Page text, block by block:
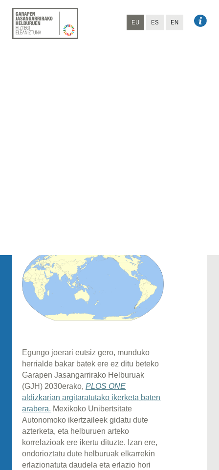
EU ES EN
Egungo joerari eutsiz gero, munduko
herrialde bakar batek ere ez ditu beteko
Garapen Jasangarrirako Helburuak
(GJH) 2030erako,PLOS ONE
aldizkarian argitaratutako ikerketa baten
arabera. Mexikoko Unibertsitate
Autonomoko ikertzaileek gidatu dute
azterketa, eta helburuen arteko
korrelazioak ere ikertu dituzte. Izan ere,
ondorioztatu dute helburuak elkarrekin
erlazionatuta daudela eta erlazio hori